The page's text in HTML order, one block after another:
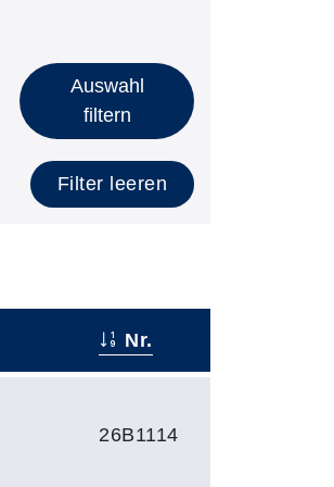
Auswahl
filtern
Filter leeren
Nr.
26B1114